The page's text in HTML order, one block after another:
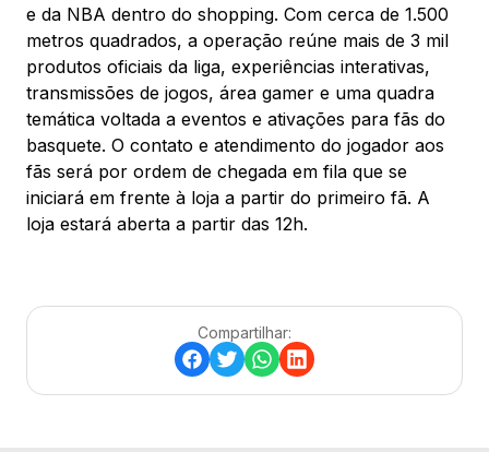
e da NBA dentro do shopping. Com cerca de 1.500
metros quadrados, a operação reúne mais de 3 mil
produtos oficiais da liga, experiências interativas,
transmissões de jogos, área gamer e uma quadra
temática voltada a eventos e ativações para fãs do
basquete. O contato e atendimento do jogador aos
fãs será por ordem de chegada em fila que se
iniciará em frente à loja a partir do primeiro fã. A
loja estará aberta a partir das 12h.
Compartilhar: